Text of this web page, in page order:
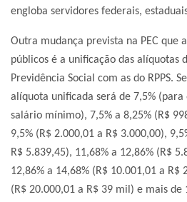
engloba servidores federais,
Outra mudança prevista na PEC que
públicos é a unificação das alíquotas
Previdência Social com as do RPPS.
alíquota unificada será de 7,5%
salário mínimo), 7,5% a 8,25% (R$
9,5% (R$ 2.000,01 a R$ 3.000,00),
R$ 5.839,45), 11,68% a 12,86% (R$
12,86% a 14,68% (R$ 10.001,01 a R$
(R$ 20.000,01 a R$ 39 mil) e mais de